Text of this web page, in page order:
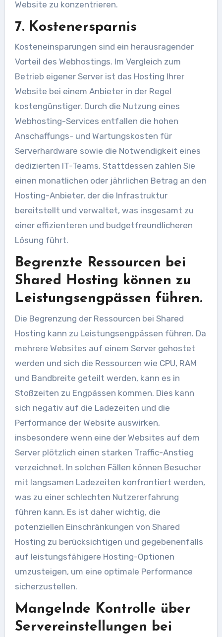
Website zu konzentrieren.
7. Kostenersparnis
Kosteneinsparungen sind ein herausragender
Vorteil des Webhostings. Im Vergleich zum
Betrieb eigener Server ist das Hosting Ihrer
Website bei einem Anbieter in der Regel
kostengünstiger. Durch die Nutzung eines
Webhosting-Services entfallen die hohen
Anschaffungs- und Wartungskosten für
Serverhardware sowie die Notwendigkeit eines
dedizierten IT-Teams. Stattdessen zahlen Sie
einen monatlichen oder jährlichen Betrag an den
Hosting-Anbieter, der die Infrastruktur
bereitstellt und verwaltet, was insgesamt zu
einer effizienteren und budgetfreundlicheren
Lösung führt.
Begrenzte Ressourcen bei
Shared Hosting können zu
Leistungsengpässen führen.
Die Begrenzung der Ressourcen bei Shared
Hosting kann zu Leistungsengpässen führen. Da
mehrere Websites auf einem Server gehostet
werden und sich die Ressourcen wie CPU, RAM
und Bandbreite geteilt werden, kann es in
Stoßzeiten zu Engpässen kommen. Dies kann
sich negativ auf die Ladezeiten und die
Performance der Website auswirken,
insbesondere wenn eine der Websites auf dem
Server plötzlich einen starken Traffic-Anstieg
verzeichnet. In solchen Fällen können Besucher
mit langsamen Ladezeiten konfrontiert werden,
was zu einer schlechten Nutzererfahrung
führen kann. Es ist daher wichtig, die
potenziellen Einschränkungen von Shared
Hosting zu berücksichtigen und gegebenenfalls
auf leistungsfähigere Hosting-Optionen
umzusteigen, um eine optimale Performance
sicherzustellen.
Mangelnde Kontrolle über
Servereinstellungen bei